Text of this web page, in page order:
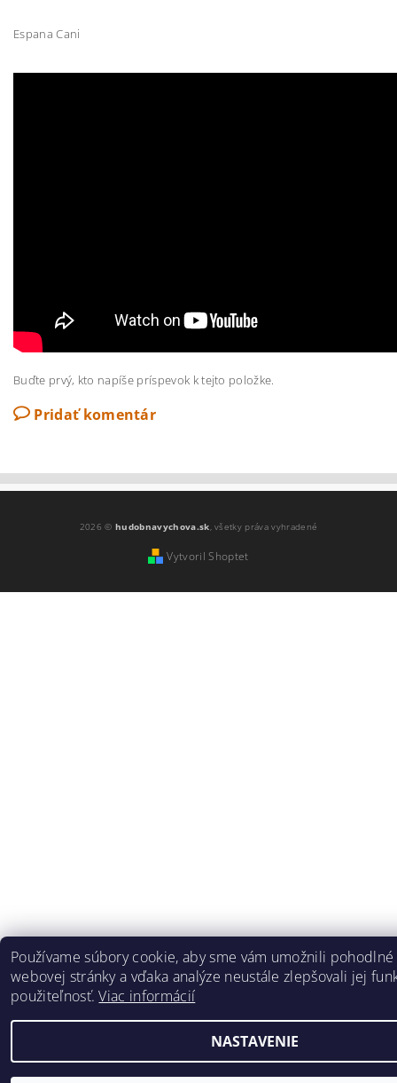
Espana Cani
Buďte prvý, kto napíše príspevok k tejto položke.
Pridať komentár
2026 ©hudobnavychova.sk, všetky práva vyhradené
Vytvoril Shoptet
Používame súbory cookie, aby sme vám umožnili
webovej stránky a vďaka analýze neustále zlepšovali jej
použiteľnosť.Viac informácií
NASTAVENIE